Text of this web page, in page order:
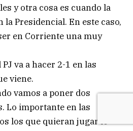
y otra cosa es cuando la
Presidencial. En este caso,
en Corriente una muy
va a hacer 2-1 en las
viene.
vamos a poner dos
Lo importante en las
los que quieran jugar lo